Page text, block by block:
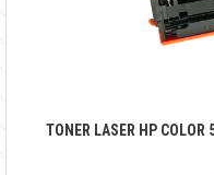
TONER LASER HP COLOR